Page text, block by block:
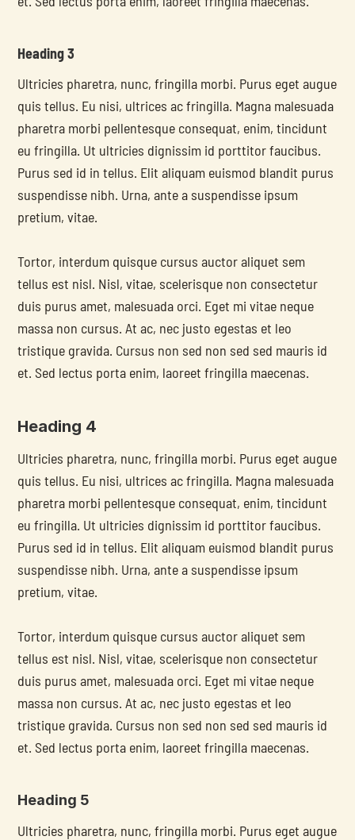
Heading 3
Ultricies pharetra, nunc, fringilla morbi. Purus eget augue
quis tellus. Eu nisi, ultrices ac fringilla. Magna malesuada
pharetra morbi pellentesque consequat, enim, tincidunt
eu fringilla. Ut ultricies dignissim id porttitor faucibus.
Purus sed id in tellus. Elit aliquam euismod blandit purus
suspendisse nibh. Urna, ante a suspendisse ipsum
pretium, vitae.
Tortor, interdum quisque cursus auctor aliquet sem
tellus est nisl. Nisl, vitae, scelerisque non consectetur
duis purus amet, malesuada orci. Eget mi vitae neque
massa non cursus. At ac, nec justo egestas et leo
tristique gravida. Cursus non sed non sed sed mauris id
et. Sed lectus porta enim, laoreet fringilla maecenas.
Heading 4
Ultricies pharetra, nunc, fringilla morbi. Purus eget augue
quis tellus. Eu nisi, ultrices ac fringilla. Magna malesuada
pharetra morbi pellentesque consequat, enim, tincidunt
eu fringilla. Ut ultricies dignissim id porttitor faucibus.
Purus sed id in tellus. Elit aliquam euismod blandit purus
suspendisse nibh. Urna, ante a suspendisse ipsum
pretium, vitae.
Tortor, interdum quisque cursus auctor aliquet sem
tellus est nisl. Nisl, vitae, scelerisque non consectetur
duis purus amet, malesuada orci. Eget mi vitae neque
massa non cursus. At ac, nec justo egestas et leo
tristique gravida. Cursus non sed non sed sed mauris id
et. Sed lectus porta enim, laoreet fringilla maecenas.
Heading 5
Ultricies pharetra, nunc, fringilla morbi. Purus eget augue